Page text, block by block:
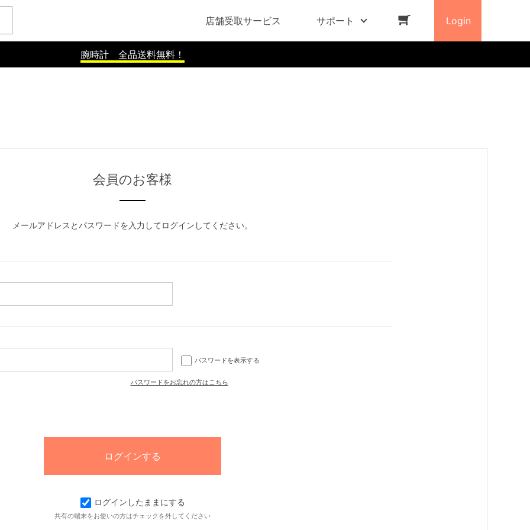
店舗受取サービス サポート Login
腕時計 全品送料無料！
会員のお客様
メールアドレスとパスワードを入力してログインしてください。
パスワードを表示する
パスワードをお忘れの方はこちら
ログインしたままにする
共有の端末をお使いの方はチェックを外してください